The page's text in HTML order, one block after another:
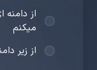
از دامنه
میکنم
از زیر